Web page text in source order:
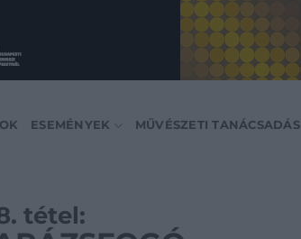
ESEMÉNYEK MŰVÉSZETI TANÁCSADÁS
tétel: